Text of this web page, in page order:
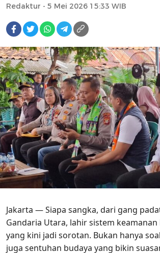
Redaktur - 5 Mei 2026 15:33 WIB
Jakarta — Siapa sangka, dari gang
Gandaria Utara, lahir sistem
yang kini jadi sorotan. Bukan hanya
juga sentuhan budaya yang bikin